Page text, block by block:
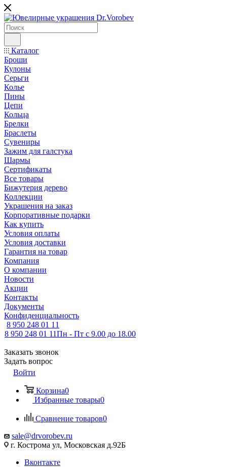
Каталог
Броши
Кулоны
Серьги
Колье
Пины
Цепи
Кольца
Брелки
Браслеты
Сувениры
Зажим для галстука
Шармы
Сертификаты
Все товары
Бижутерия дерево
Коллекции
Украшения на заказ
Корпоративные подарки
Как купить
Условия оплаты
Условия доставки
Гарантия на товар
Компания
О компании
Новости
Акции
Контакты
Документы
Конфиденциальность
8 950 248 01 11
8 950 248 01 11Пн - Пт с 9.00 до 18.00
Заказать звонок
Задать вопрос
Войти
Корзина0
Избранные товары0
Сравнение товаров0
sale@drvorobev.ru
г. Кострома ул, Московская д.92Б
Вконтакте